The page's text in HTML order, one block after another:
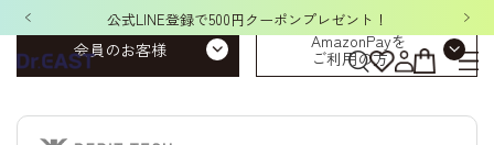
公式LINE登録で500円クーポンプレゼント！
会員のお客様
AmazonPayを
ご利用の方